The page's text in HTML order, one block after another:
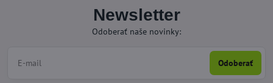
Newsletter
Odoberať naše novinky:
Odoberať